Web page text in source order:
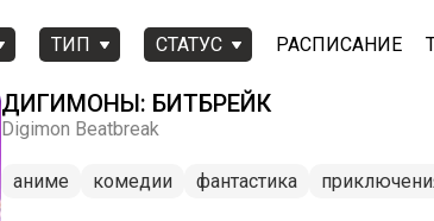
ТИП СТАТУС РАСПИСАНИЕ
ДИГИМОНЫ: БИТБРЕЙК
Digimon Beatbreak
аниме комедии фантастика